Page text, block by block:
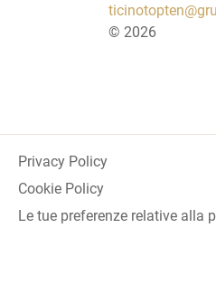
© 2026
Privacy Policy
Cookie Policy
Le tue preferenze relative alla